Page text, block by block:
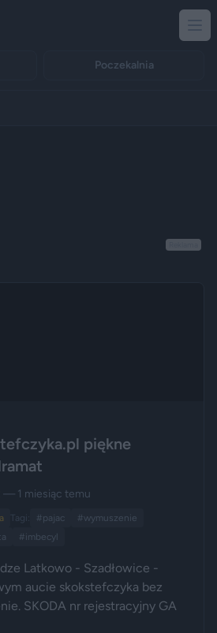
Poczekalnia
piękne
— 1 miesiąc temu
Tagi: #pajac
#wymuszenie
#imbecyl
Latkowo - Szadłowice -
aucie skokstefczyka bez
SKODA nr rejestracyjny GA